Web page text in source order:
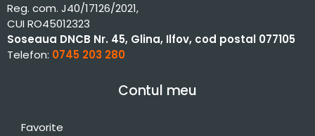
Reg. com. J40/17126/2021,
CUI RO45012323
Soseaua DNCB Nr. 45, Glina, Ilfov, cod postal 077105
Telefon: 0745 203 280
Contul meu
Favorite